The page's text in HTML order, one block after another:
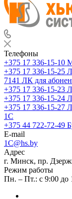
Телефоны
+375 17 336-15-10
+375 17 336-15-25
7141 ЛК для
+375 17 336-15-23
+375 17 336-15-24
+375 17 336-15-27
1С
+375 44 722-72-49
E-mail
1C@hs.by
Адрес
г. Минск, пр.
Режим работы
Пн. – Пт.: с 9:00 до